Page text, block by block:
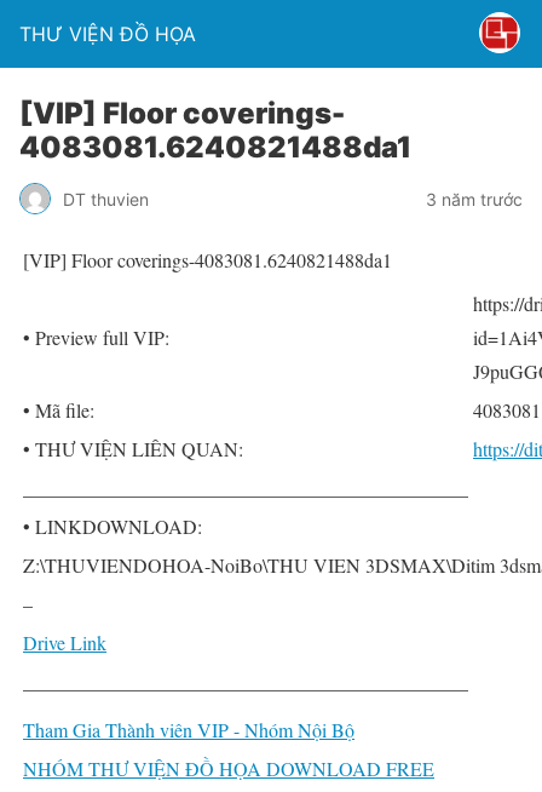
THƯ VIỆN ĐỒ HỌA
[VIP] Floor coverings-
4083081.6240821488da1
DT thuvien 3 năm trước
[VIP] Floor coverings-4083081.6240821488da1
• Preview full VIP:
https://
• Mã file:
• THƯ VIỆN LIÊN QUAN:
https://
• LINKDOWNLOAD:
Z:\THUVIENDOHOA-NoiBo\THU VIEN 3DSMAX\Ditim
–
Drive Link
Tham Gia Thành viên VIP - Nhóm Nội Bộ
NHÓM THƯ VIỆN ĐỒ HỌA DOWNLOAD FREE